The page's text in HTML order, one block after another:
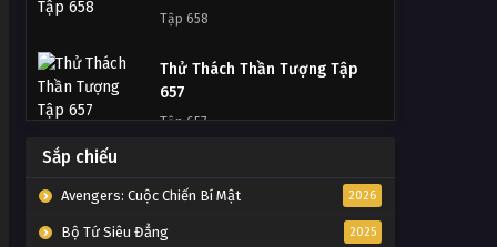
Tập 730
Tập 729
Tập Tập 729
Tập 658
Thử Thách Thần Tượng Tập
657
Tập 657
656
Tập 656
Sắp chiếu
Avengers: Cuộc Chiến Bí Mật 2026
Bộ Tứ Siêu Đẳng 2025